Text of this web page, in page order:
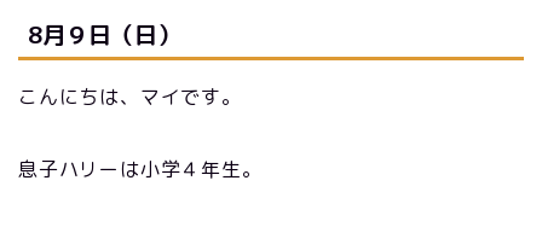
8月９日（日）
こんにちは、マイです。
息子ハリーは小学４年生。